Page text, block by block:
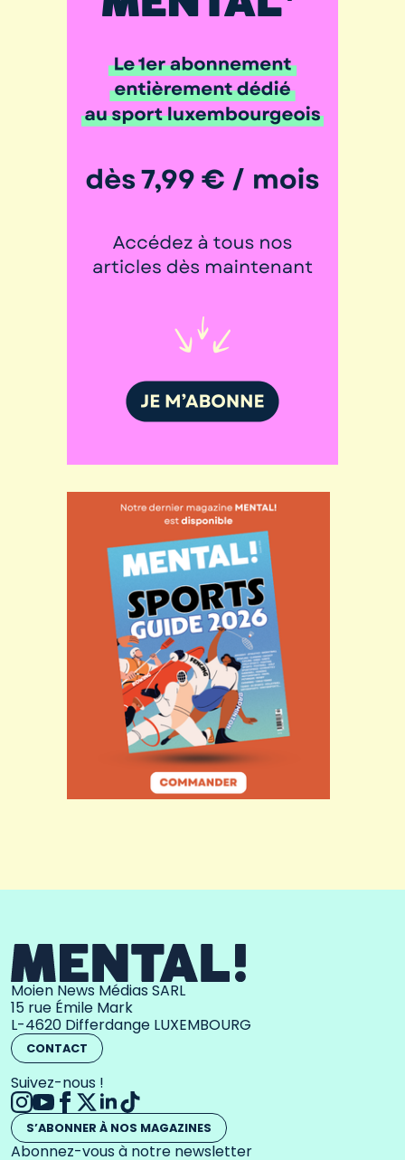
Moien News Médias SARL
15 rue Émile Mark
L-4620 Differdange LUXEMBOURG
CONTACT
Suivez-nous !
S’ABONNER À NOS MAGAZINES
Abonnez-vous à notre newsletter